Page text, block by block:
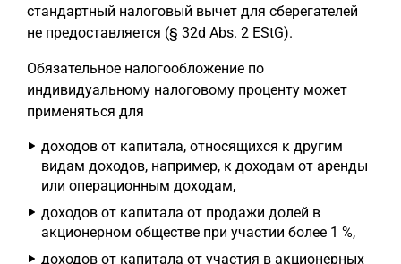
стандартный налоговый вычет для сберегателей
не предоставляется (§ 32d Abs. 2 EStG).
Обязательное налогообложение по
индивидуальному налоговому проценту может
применяться для
доходов от капитала, относящихся к другим
видам доходов, например, к доходам от аренды
или операционным доходам,
доходов от капитала от продажи долей в
акционерном обществе при участии более 1 %,
доходов от капитала от участия в акционерных